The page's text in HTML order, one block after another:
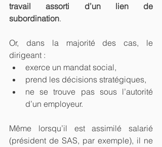
travail assorti d’un lien de
subordination.
Or, dans la majorité des cas, le
dirigeant :
exerce un mandat social,
prend les décisions stratégiques,
ne se trouve pas sous l’autorité
d’un employeur.
Même lorsqu’il est assimilé salarié
(président de SAS, par exemple), il ne